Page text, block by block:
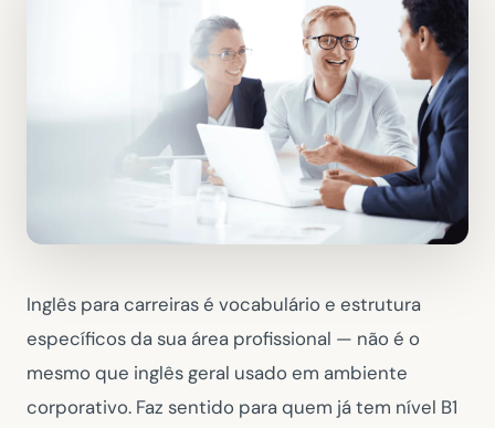
Inglês para carreiras é vocabulário e estrutura
específicos da sua área profissional — não é o
mesmo que inglês geral usado em ambiente
corporativo. Faz sentido para quem já tem nível B1